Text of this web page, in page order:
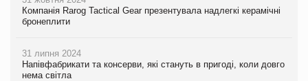
Компанія Rarog Tactical Gear презентувала надлегкі керамічні
бронеплити
31 липня 2024
Напівфабрикати та консерви, які стануть в пригоді, коли довго
нема світла